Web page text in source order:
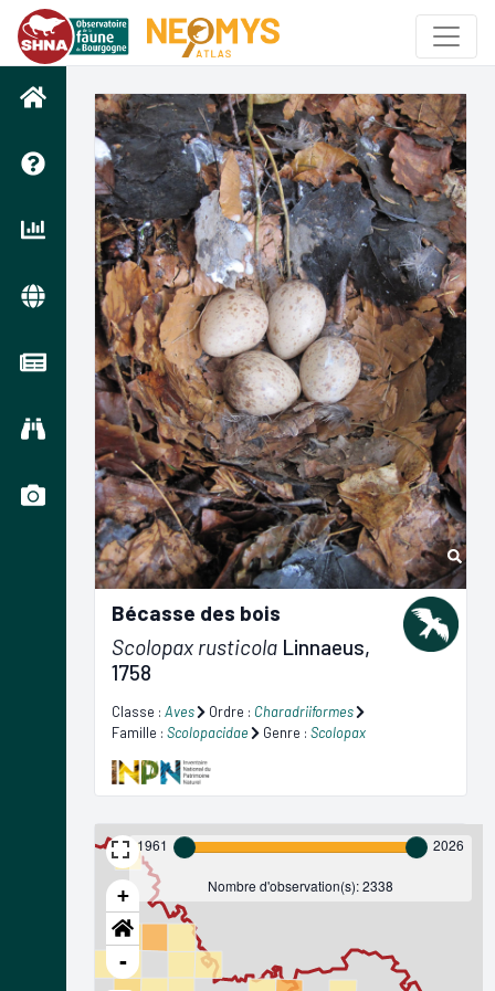
Bécasse des bois
Scolopax rusticola Linnaeus,
1758
Classe : Aves Ordre : Charadriiformes
Famille : Scolopacidae Genre : Scolopax
+
-
1961 2026
Nombre d'observation(s): 2338